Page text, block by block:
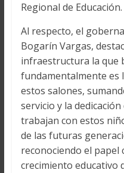
Regional de Educación.
Al respecto, el
Bogarín Vargas,
infraestructura la que
fundamentalmente es
estos salones,
servicio y la
trabajan con estos
de las futuras
reconociendo el papel
crecimiento educativo